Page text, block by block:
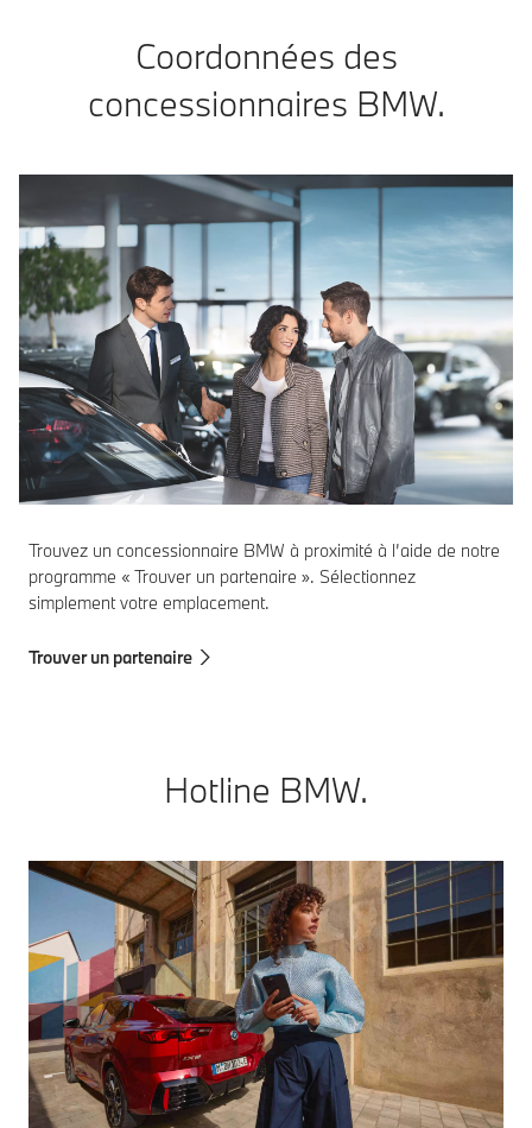
Coordonnées des
concessionnaires BMW.
Trouvez un concessionnaire BMW à proximité à l’aide de notre
programme « Trouver un partenaire ». Sélectionnez
simplement votre emplacement.
Trouver un partenaire
Hotline BMW.